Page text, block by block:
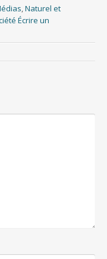
,Naturel et
Écrire un